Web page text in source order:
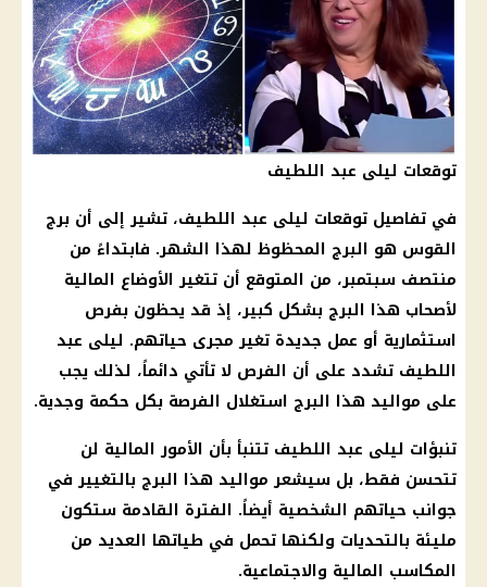
توقعات ليلى عبد اللطيف
في تفاصيل توقعات ليلى عبد اللطيف، تشير إلى أن برج
القوس هو البرج المحظوظ لهذا الشهر. فابتداءً من
منتصف سبتمبر، من المتوقع أن تتغير الأوضاع المالية
لأصحاب هذا البرج بشكل كبير، إذ قد يحظون بفرص
استثمارية أو عمل جديدة تغير مجرى حياتهم. ليلى عبد
اللطيف تشدد على أن الفرص لا تأتي دائماً، لذلك يجب
على مواليد هذا البرج استغلال الفرصة بكل حكمة وجدية.
تنبؤات ليلى عبد اللطيف تتنبأ بأن الأمورالمالية لن
تتحسن فقط، بل سيشعرمواليد هذا البرج بالتغيير في
جوانب حياتهم الشخصية أيضاً. الفترة القادمة ستكون
مليئة بالتحديات ولكنها تحمل في طياتها العديد من
المكاسب المالية والاجتماعية.